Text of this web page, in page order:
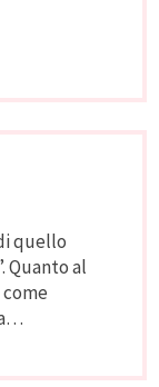
quello
Quanto al